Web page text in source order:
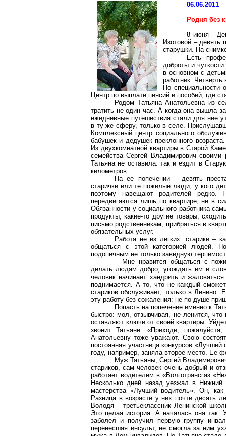
06.06.2011
Родня без
8 июня -
Изотовой – девять
старушки. На
Есть
доброты и
в основном с
работник.
По специальности
Центр по выплате пенсий и пособий, где
Родом Татьяна Анатольевна из
тратить не один час. А когда она вышла
ежедневные путешествия стали для нее
в ту же сферу, только в селе.
Комплексный центр социального
бабушек и дедушек преклонного
Из двухкомнатной квартиры в Старой
семейства Сергей Владимирович
Татьяна не оставила: так и ездит в
километров.
На ее попечении – девять
старички или те пожилые люди, у кого
поэтому навещают родителей редко.
передвигаются лишь по квартире, не в
Обязанности у социального работника
продукты, какие-то другие товары,
письмо родственникам, прибраться в
обязательных услуг.
Работа не из легких: старики –
общаться с этой категорией людей.
подопечным не только завидную
– Мне нравится общаться с
делать людям добро, угождать им и
человек начинает хандрить и
поднимается. А то, что не каждый
стариков обслуживает, только вЛенино.
эту работу без сожаления: не по душе
Попасть на попечение именно к
быстро: мол, отзывчивая, не ленится,
оставляют ключи от своей квартиры.
звонит Татьяне: «Приходи,
Анатольевну тоже уважают. Свою
постоянная участница конкурсов
году, например, заняла второе место. Ее
Муж Татьяны, Сергей
стариков, сам человек очень добрый и
работает водителем в «Волготрансгаз
Несколько дней назад уезжал в Нижний
мастерства «Лучший водитель». Он,
Разница в возрасте у них почти десять
Володя – третьеклассник Ленинской
Это целая история. А началась она так.
заболел и получил первую группу
перенесшая инсульт, не смогла за ним